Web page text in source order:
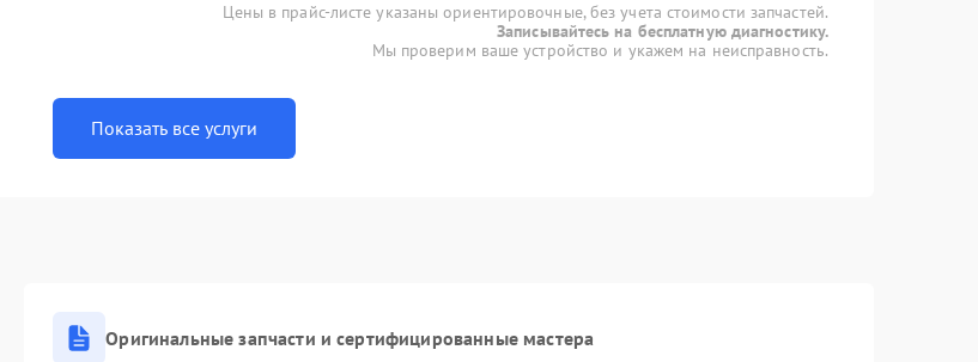
Цены в прайс-листе указаны ориентировочные, без учета стоимости запчастей.
Записывайтесь на бесплатную диагностику.
Мы проверим ваше устройство и укажем на неисправность.
Показать все услуги
Оригинальные запчасти и сертифицированные мастера